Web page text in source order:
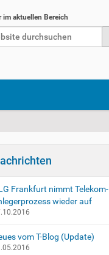
durchsuchen
im aktuellen Bereich
Frankfurt nimmt Telekom-
wieder auf
vom T-Blog (Update)